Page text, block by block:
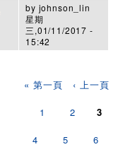
by johnson_lin
星期
三,01/11/2017 -
15:42
« 第一頁 ‹ 上一頁
1 2 3
4 5 6